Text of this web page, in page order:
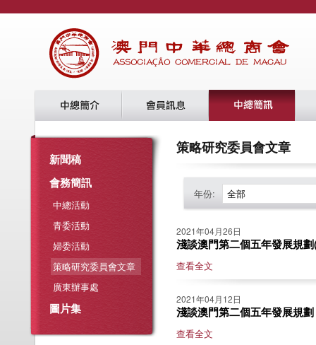
新聞稿
會務簡訊
中總活動
青委活動
婦委活動
策略研究委員會文章
廣東辦事處
圖片集
策略研究委員會文章
年份: 全部
2021年04月26日
淺談澳門第二個五年發展規
查看全文
2021年04月12日
淺談澳門第二個五年發展規
查看全文